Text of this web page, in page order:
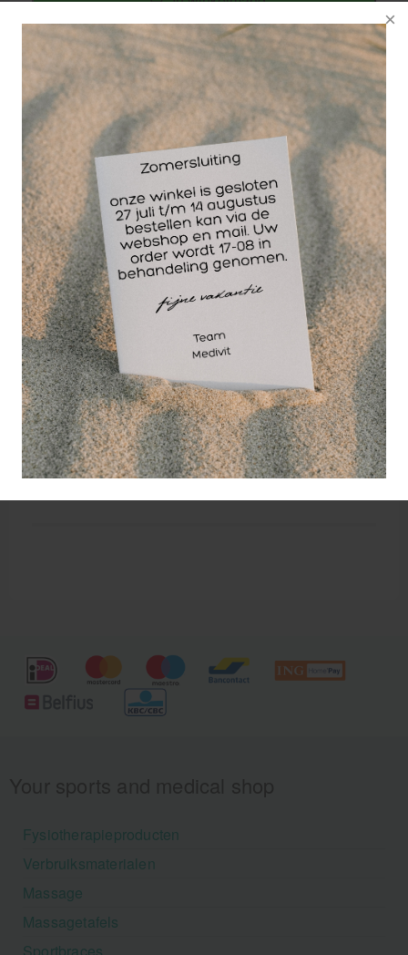
favoriet
Staffelkorting
Vanaf 2 stuks 9,55 (-5 %)
voor 15.00 bestelddezelfde werkdag
verzonden!
GRATIS
bezorging va. €95,- excl. btw
14 dagen
retourgarantie
30 jaar
dé paramedisch specialist
Fysiotherapieproducten
Verbruiksmaterialen
Massage
Massagetafels
Sportbraces